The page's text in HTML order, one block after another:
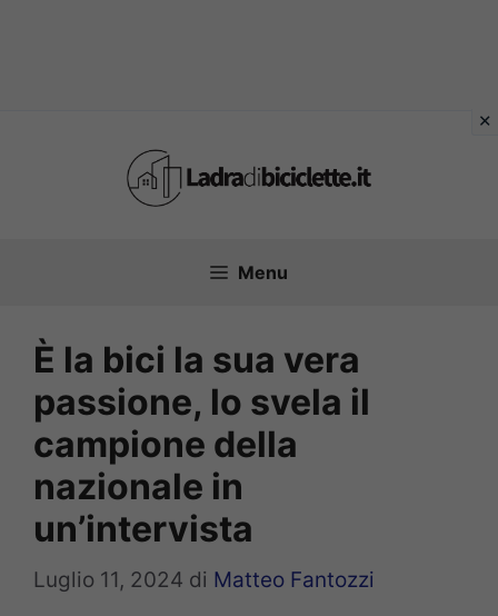
Menu
È la bici la sua vera
passione, lo svela il
campione della
nazionale in
un’intervista
Luglio 11, 2024 di Matteo Fantozzi